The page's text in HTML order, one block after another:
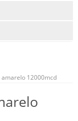
12000mcd